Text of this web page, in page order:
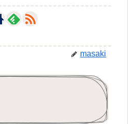
masaki